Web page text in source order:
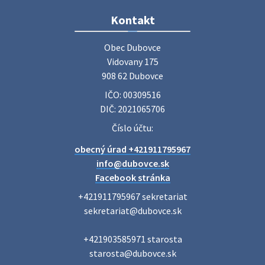
Zájazd do Veľkého Medera
Základná organizácia Únie žien Slovenska Dubovce
srdečne pozýva svoje členky, ich rodinných príslušníkov aj
priateľov na jednodňový zájazd na termálne kúpalisko
Poradne komplexnej pomoci
diskrétne komplexné odborné poradenstvo. Tím
odborníkov Vám pomôžte nájsť riešenie v piatich kľúčových
oblastiach: právo rodina a v…
Voľby do orgánov samosprávnych krajov 2026 V obci
Kontakt
Obec Dubovce
Vidovany 175
908 62 Dubovce
IČO: 00309516
DIČ: 2021065706
Číslo účtu:
obecný úrad +421911795967
info@dubovce.sk
Facebook stránka
+421911795967 sekretariat
sekretariat@dubovce.sk
+421903585971 starosta
starosta@dubovce.sk